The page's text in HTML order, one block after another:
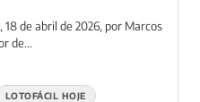
18 de abril de 2026, por Marcos
de...
LOTOFÁCIL HOJE